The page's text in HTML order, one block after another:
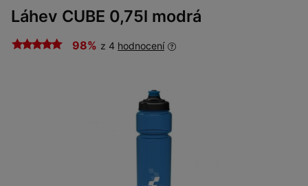
Láhev CUBE 0,75l modrá
98% z 4 hodnocení